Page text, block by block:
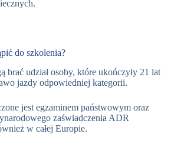
do szkolenia?
brać udział osoby, które ukończyły 21 lat
jazdy odpowiedniej kategorii.
jest egzaminem państwowym oraz
zaświadczenia ADR
w całej Europie.